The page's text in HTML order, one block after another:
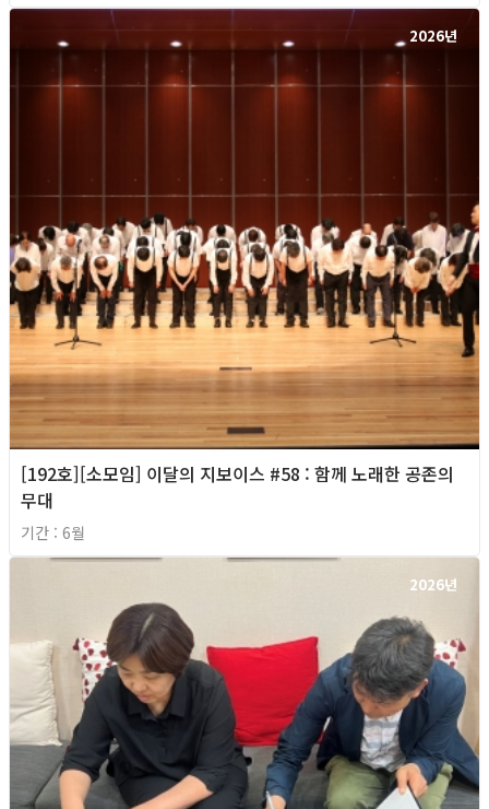
2026년
[192호][소모임] 이달의 지보이스 #58 : 함께 노래한 공존의
무대
기간 : 6월
2026년